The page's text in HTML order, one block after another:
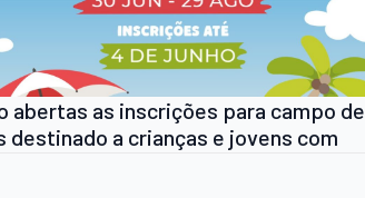
abertas as inscrições para campo de
destinado a crianças e jovens com